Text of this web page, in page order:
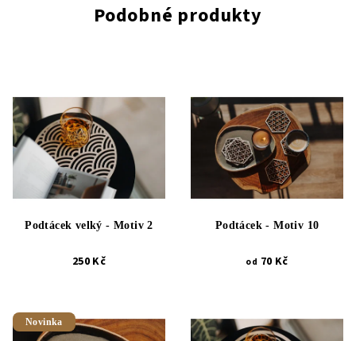
Podobné produkty
Podtácek velký - Motiv 2
250 Kč
Podtácek - Motiv 10
od 70 Kč
Novinka